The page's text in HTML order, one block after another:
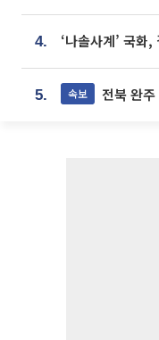
4.
5. 속보 전북 완